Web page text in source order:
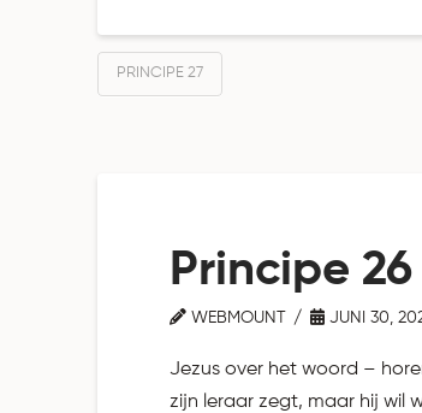
PRINCIPE 27
Principe 26
WEBMOUNT JUNI 30,
Jezus over het woord –
zijn leraar zegt, maar hij wil